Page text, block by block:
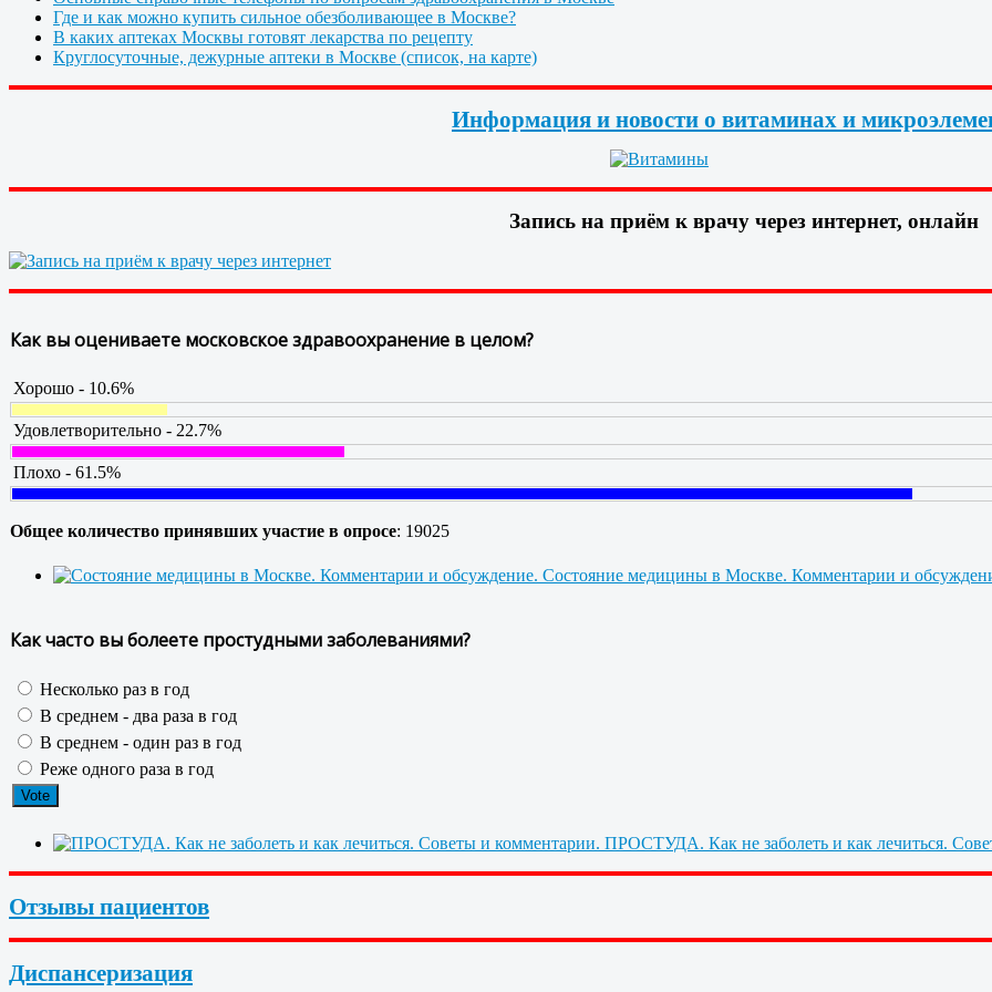
Где и как можно купить сильное обезболивающее в Москве?
В каких аптеках Москвы готовят лекарства по рецепту
Круглосуточные, дежурные аптеки в Москве (список, на карте)
Информация и новости о витаминах и
Запись на приём к врачу через интернет, онлайн
Как вы оцениваете московское здравоохранение в целом?
Хорошо - 10.6%
Удовлетворительно - 22.7%
Плохо - 61.5%
Общее количество принявших участие в опросе: 19025
Состояние медицины в Москве. Комментарии и
Как часто вы болеете простудными заболеваниями?
Несколько раз в год
В среднем - два раза в год
В среднем - один раз в год
Реже одного раза в год
ПРОСТУДА. Как не заболеть и как лечиться.
Отзывы пациентов
Диспансеризация